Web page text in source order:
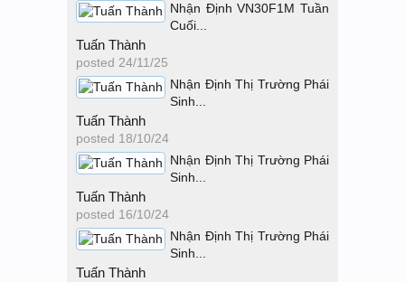
Nhận Định VN30F1M Tuần
Cuối...
Tuấn Thành
posted 24/11/25
Nhận Định Thị Trường Phái
Sinh...
Tuấn Thành
posted 18/10/24
Nhận Định Thị Trường Phái
Sinh...
Tuấn Thành
posted 16/10/24
Nhận Định Thị Trường Phái
Sinh...
Tuấn Thành